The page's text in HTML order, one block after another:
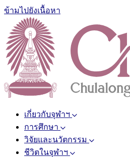
ข้ามไปยังเนื้อหา
เกี่ยวกับจุฬาฯ
การศึกษา
วิจัยและนวัตกรรม
ชีวิตในจุฬาฯ